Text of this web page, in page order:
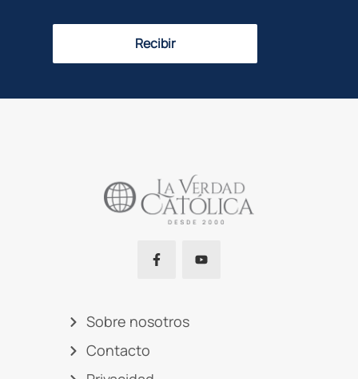
Recibir
Sobre nosotros
Contacto